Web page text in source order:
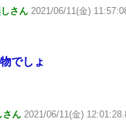
さん 2021/06/11(金)
でしょ
さん 2021/06/11(金)